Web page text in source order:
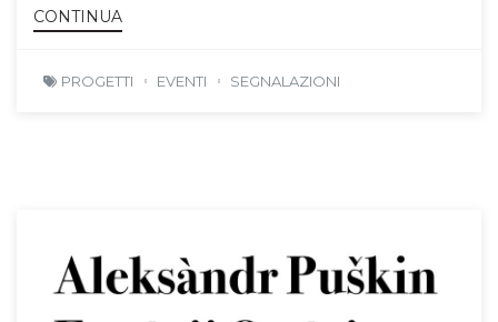
CONTINUA
PROGETTI EVENTI SEGNALAZIONI